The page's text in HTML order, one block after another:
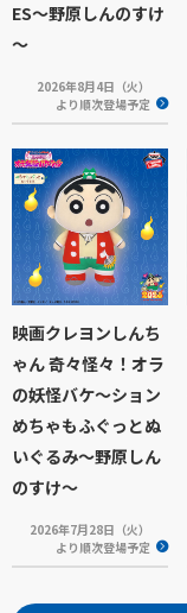
ES～野原しんのすけ
～
2026年8月4日（火）
より順次登場予定
映画クレヨンしんち
ゃん 奇々怪々！オラ
の妖怪バケ～ション
めちゃもふぐっとぬ
いぐるみ～野原しん
のすけ～
2026年7月28日（火）
より順次登場予定